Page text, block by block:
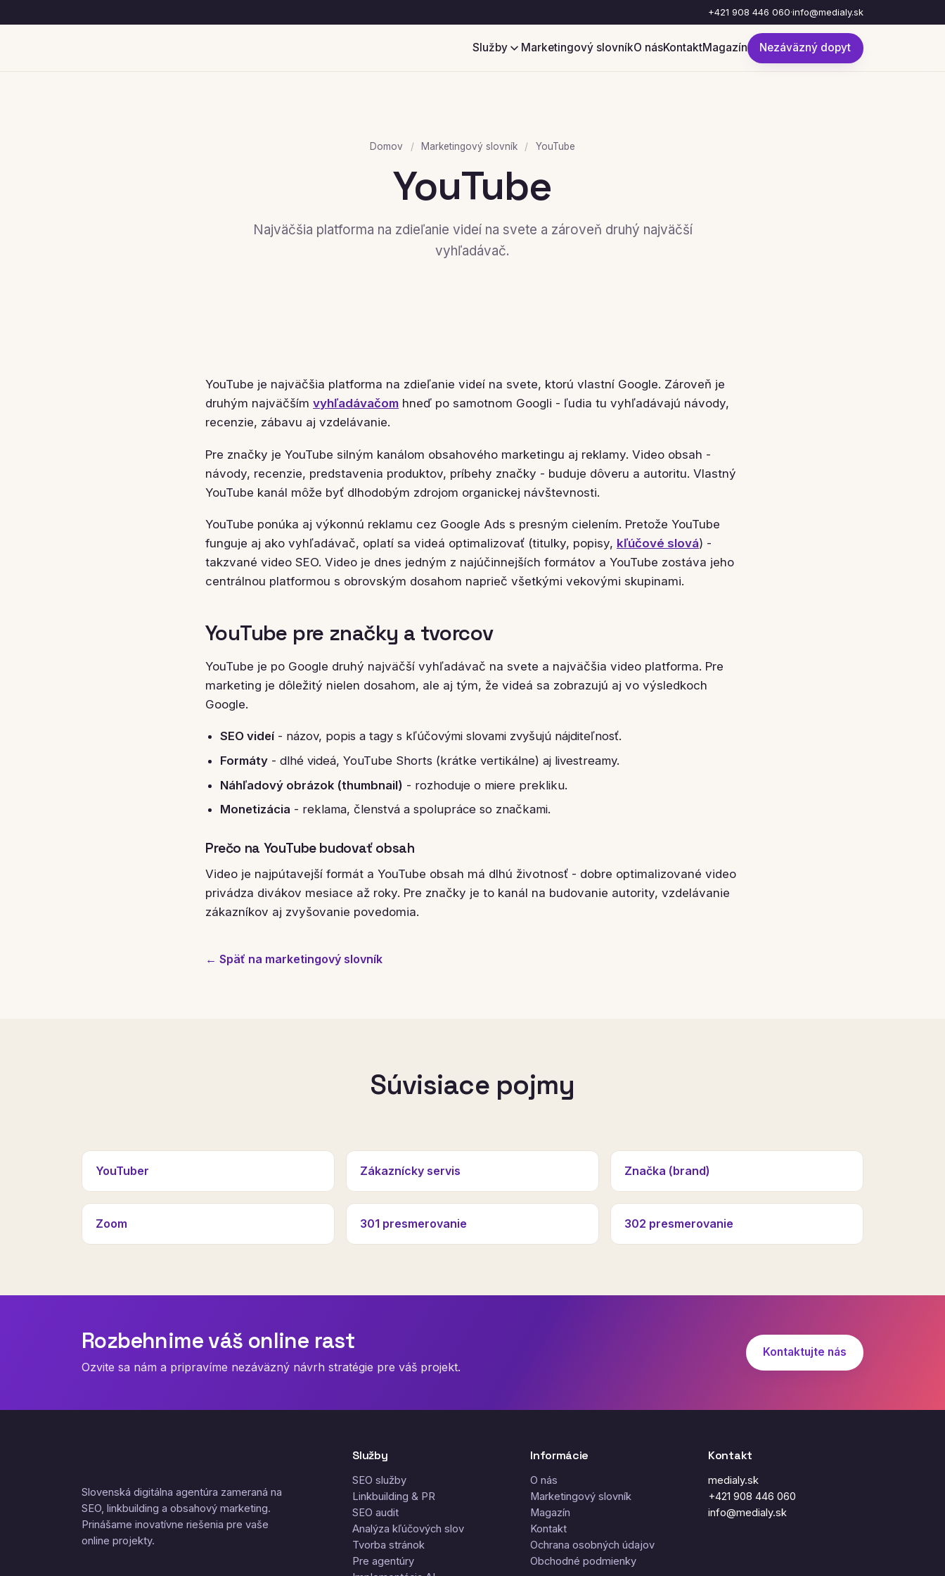
+421 908 446 060·info@medialy.sk
Služby Marketingový slovníkO násKontaktMagazín Nezáväzný dopyt
Domov / Marketingový slovník / YouTube
YouTube
Najväčšia platforma na zdieľanie videí na svete a zároveň druhý najväčší
vyhľadávač.
YouTube je najväčšia platforma na zdieľanie videí na svete, ktorú vlastní Google. Zároveň je
druhým najväčším vyhľadávačom hneď po samotnom Googli - ľudia tu vyhľadávajú návody,
recenzie, zábavu aj vzdelávanie.
Pre značky je YouTube silným kanálom obsahového marketingu aj reklamy. Video obsah -
návody, recenzie, predstavenia produktov, príbehy značky - buduje dôveru a autoritu. Vlastný
YouTube kanál môže byť dlhodobým zdrojom organickej návštevnosti.
YouTube ponúka aj výkonnú reklamu cez Google Ads s presným cielením. Pretože YouTube
funguje aj ako vyhľadávač, oplatí sa videá optimalizovať (titulky, popisy, kľúčové slová) -
takzvané video SEO. Video je dnes jedným z najúčinnejších formátov a YouTube zostáva jeho
centrálnou platformou s obrovským dosahom naprieč všetkými vekovými skupinami.
YouTube pre značky a tvorcov
YouTube je po Google druhý najväčší vyhľadávač na svete a najväčšia video platforma. Pre
marketing je dôležitý nielen dosahom, ale aj tým, že videá sa zobrazujú aj vo výsledkoch
Google.
SEO videí- názov, popis a tagy s kľúčovými slovami zvyšujú nájditeľnosť.
Formáty- dlhé videá, YouTube Shorts (krátke vertikálne) aj livestreamy.
Náhľadový obrázok (thumbnail) - rozhoduje o miere prekliku.
Monetizácia - reklama, členstvá a spolupráce so značkami.
Prečo na YouTube budovať obsah
Video je najpútavejší formát a YouTube obsah má dlhú životnosť - dobre optimalizované video
privádza divákov mesiace až roky. Pre značky je to kanál na budovanie autority, vzdelávanie
zákazníkov aj zvyšovanie povedomia.
← Späť na marketingový slovník
Súvisiace pojmy
YouTuber Zákaznícky servis Značka (brand)
Zoom 301 presmerovanie 302 presmerovanie
Rozbehnime váš online rast
Ozvite sa nám a pripravíme nezáväzný návrh stratégie pre váš projekt.
Kontaktujte nás
Slovenská digitálna agentúra zameraná na
SEO, linkbuilding a obsahový marketing.
Prinášame inovatívne riešenia pre vaše
online projekty.
Služby
SEO služby
Linkbuilding & PR
SEO audit
Analýza kľúčových slov
Tvorba stránok
Pre agentúry
Informácie
O nás
Marketingový slovník
Magazín
Kontakt
Ochrana osobných údajov
Obchodné podmienky
Kontakt
medialy.sk
+421 908 446 060
info@medialy.sk